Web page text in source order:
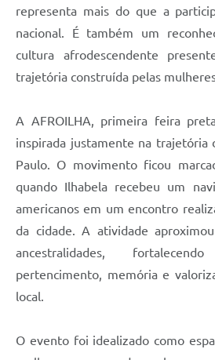
representa mais do que a
nacional. É também um
cultura afrodescendente
trajetória construída pelas
A AFROILHA, primeira feira
inspirada justamente na trajetória
Paulo. O movimento ficou
quando Ilhabela recebeu um
americanos em um encontro
da cidade. A atividade
ancestralidades,
pertencimento, memória e
local.
O evento foi idealizado como